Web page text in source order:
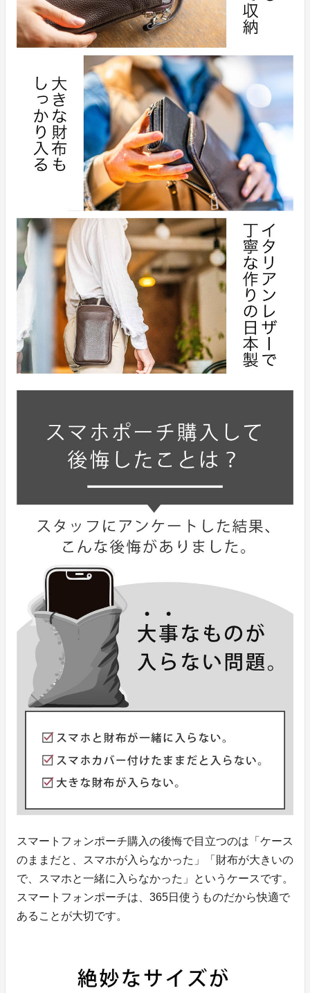
スマートフォンポーチ購入の後悔で目立つのは「ケース
のままだと、スマホが入らなかった」「財布が大きいの
で、スマホと一緒に入らなかった」というケースです。
スマートフォンポーチは、365日使うものだから快適で
あることが大切です。